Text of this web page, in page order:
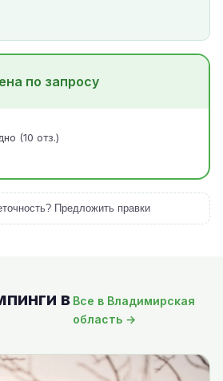
по запросу
(10 отз.)
Предложить правки
в Все в Владимирская
область →